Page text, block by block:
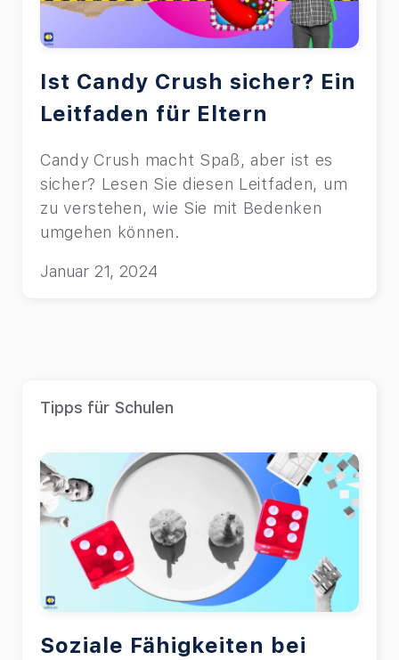
Ist Candy Crush sicher? Ein
Leitfaden für Eltern
Candy Crush macht Spaß, aber ist es
sicher? Lesen Sie diesen Leitfaden, um
zu verstehen, wie Sie mit Bedenken
umgehen können.
Januar 21, 2024
Tipps für Schulen
Soziale Fähigkeiten bei